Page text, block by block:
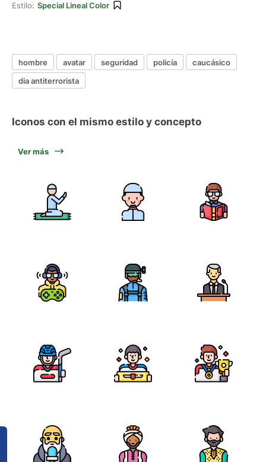
Estilo: Special Lineal Color
hombre avatar seguridad policía
caucásico
dia antiterrorista
Iconos con el mismo estilo y concepto
Ver más